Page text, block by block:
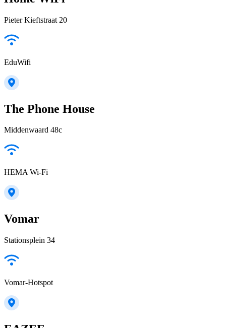
Pieter Kieftstraat 20
EduWifi
The Phone House
Middenwaard 48c
HEMA Wi-Fi
Vomar
Stationsplein 34
Vomar-Hotspot